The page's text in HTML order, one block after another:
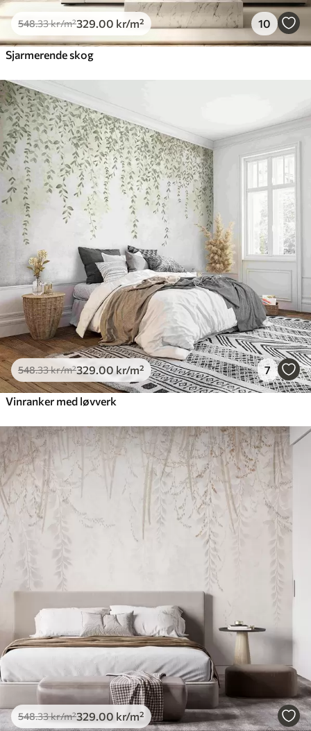
548.33kr/m²329 .00 kr/m² 10
Sjarmerende skog
548.33kr/m²329 .00 kr/m² 7
Vinranker med løvverk
548.33kr/m²329 .00 kr/m²